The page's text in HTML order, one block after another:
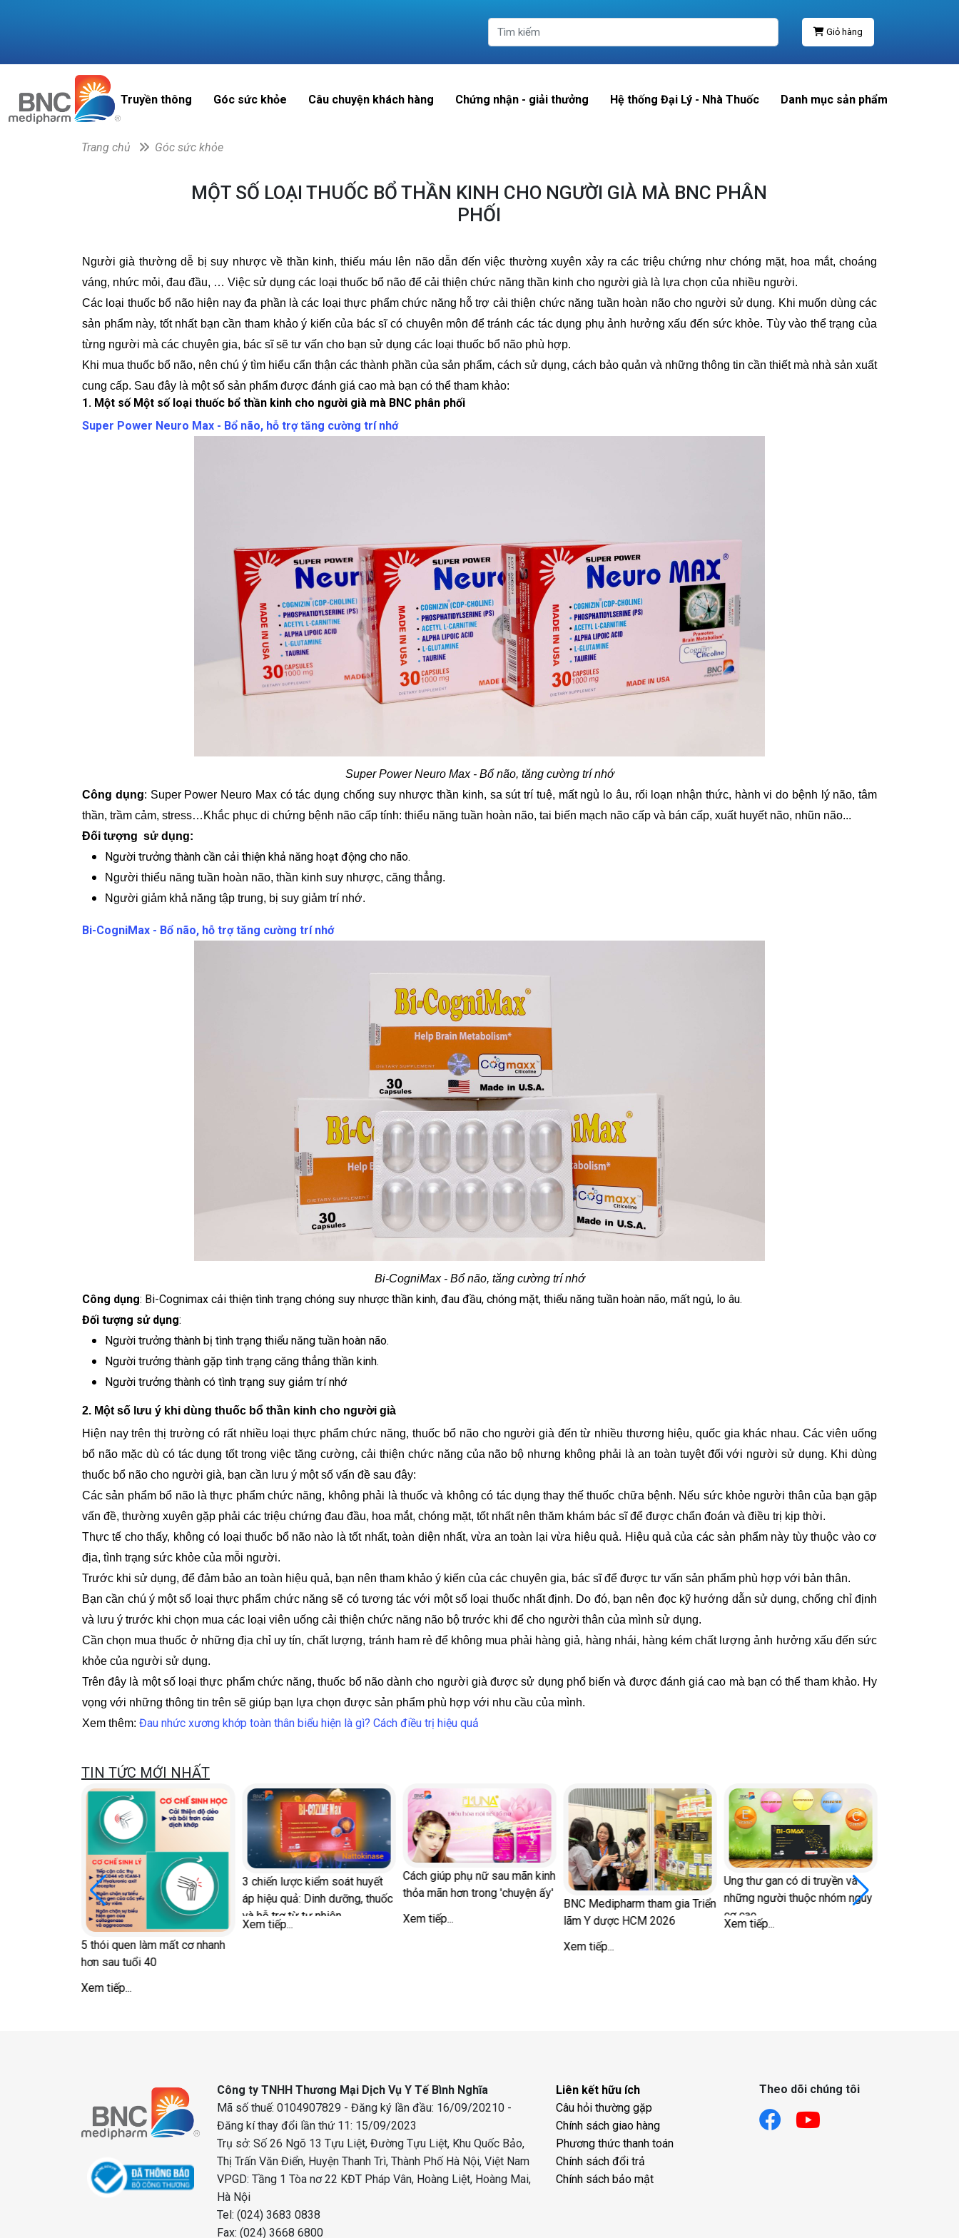
Giỏ hàng
Truyền thông Góc sức khỏe Câu chuyện khách hàng Chứng nhận - giải thưởng Hệ thống Đại Lý - Nhà Thuốc Danh mục sản phẩm
Trang chủ Góc sức khỏe
MỘT SỐ LOẠI THUỐC BỔ THẦN KINH CHO NGƯỜI GIÀ MÀ BNC PHÂN
PHỐI
Người già thường dễ bị suy nhược về thần kinh, thiếu máu lên não dẫn đến việc thường xuyên xảy ra các triệu chứng như chóng mặt, hoa mắt, choáng
váng, nhức mỏi, đau đầu, … Việc sử dụng các loại thuốc bổ não để cải thiện chức năng thần kinh cho người già là lựa chọn của nhiều người.
Các loại thuốc bổ não hiện nay đa phần là các loại thực phẩm chức năng hỗ trợ cải thiện chức năng tuần hoàn não cho người sử dụng. Khi muốn dùng các
sản phẩm này, tốt nhất bạn cần tham khảo ý kiến của bác sĩ có chuyên môn để tránh các tác dụng phụ ảnh hưởng xấu đến sức khỏe. Tùy vào thể trạng của
từng người mà các chuyên gia, bác sĩ sẽ tư vấn cho bạn sử dụng các loại thuốc bổ não phù hợp.
Khi mua thuốc bổ não, nên chú ý tìm hiểu cẩn thận các thành phần của sản phẩm, cách sử dụng, cách bảo quản và những thông tin cần thiết mà nhà sản xuất
cung cấp. Sau đây là một số sản phẩm được đánh giá cao mà bạn có thể tham khảo:
1. Một số Một số loại thuốc bổ thần kinh cho người già mà BNC phân phối
Super Power Neuro Max - Bổ não, hỗ trợ tăng cường trí nhớ
Super Power Neuro Max - Bổ não, tăng cường trí nhớ
Công dụng: Super Power Neuro Max có tác dụng chống suy nhược thần kinh, sa sút trí tuệ, mất ngủ lo âu, rối loạn nhận thức, hành vi do bệnh lý não, tâm
thần, trầm cảm, stress…Khắc phục di chứng bệnh não cấp tính: thiểu năng tuần hoàn não, tai biến mạch não cấp và bán cấp, xuất huyết não, nhũn não...
Đối tượng sử dụng:
Người trưởng thành cần cải thiện khả năng hoạt động cho não.
Người thiểu năng tuần hoàn não, thần kinh suy nhược, căng thẳng.
Người giảm khả năng tập trung, bị suy giảm trí nhớ.
Bi-CogniMax - Bổ não, hỗ trợ tăng cường trí nhớ
Bi-CogniMax - Bổ não, tăng cường trí nhớ
Công dụng: Bi-Cognimax cải thiện tình trạng chóng suy nhược thần kinh, đau đầu, chóng mặt, thiểu năng tuần hoàn não, mất ngủ, lo âu.
Đối tượng sử dụng:
Người trưởng thành bị tình trạng thiểu năng tuần hoàn não.
Người trưởng thành gặp tình trạng căng thẳng thần kinh.
Người trưởng thành có tình trạng suy giảm trí nhớ
2. Một số lưu ý khi dùng thuốc bổ thần kinh cho người già
Hiện nay trên thị trường có rất nhiều loại thực phẩm chức năng, thuốc bổ não cho người già đến từ nhiều thương hiệu, quốc gia khác nhau. Các viên uống
bổ não mặc dù có tác dụng tốt trong việc tăng cường, cải thiện chức năng của não bộ nhưng không phải là an toàn tuyệt đối với người sử dụng. Khi dùng
thuốc bổ não cho người già, bạn cần lưu ý một số vấn đề sau đây:
Các sản phẩm bổ não là thực phẩm chức năng, không phải là thuốc và không có tác dụng thay thế thuốc chữa bệnh. Nếu sức khỏe người thân của bạn gặp
vấn đề, thường xuyên gặp phải các triệu chứng đau đầu, hoa mắt, chóng mặt, tốt nhất nên thăm khám bác sĩ để được chẩn đoán và điều trị kịp thời.
Thực tế cho thấy, không có loại thuốc bổ não nào là tốt nhất, toàn diện nhất, vừa an toàn lại vừa hiệu quả. Hiệu quả của các sản phẩm này tùy thuộc vào cơ
địa, tình trạng sức khỏe của mỗi người.
Trước khi sử dụng, để đảm bảo an toàn hiệu quả, bạn nên tham khảo ý kiến của các chuyên gia, bác sĩ để được tư vấn sản phẩm phù hợp với bản thân.
Bạn cần chú ý một số loại thực phẩm chức năng sẽ có tương tác với một số loại thuốc nhất định. Do đó, bạn nên đọc kỹ hướng dẫn sử dụng, chống chỉ định
và lưu ý trước khi chọn mua các loại viên uống cải thiện chức năng não bộ trước khi để cho người thân của mình sử dụng.
Cần chọn mua thuốc ở những địa chỉ uy tín, chất lượng, tránh ham rẻ để không mua phải hàng giả, hàng nhái, hàng kém chất lượng ảnh hưởng xấu đến sức
khỏe của người sử dụng.
Trên đây là một số loại thực phẩm chức năng, thuốc bổ não dành cho người già được sử dụng phổ biến và được đánh giá cao mà bạn có thể tham khảo. Hy
vọng với những thông tin trên sẽ giúp bạn lựa chọn được sản phẩm phù hợp với nhu cầu của mình.
Xem thêm: Đau nhức xương khớp toàn thân biểu hiện là gì? Cách điều trị hiệu quả
TIN TỨC MỚI NHẤT
5 thói quen làm mất cơ nhanh
hơn sau tuổi 40
Xem tiếp...
3 chiến lược kiểm soát huyết
áp hiệu quả: Dinh dưỡng, thuốc
và hỗ trợ từ tự nhiên
Xem tiếp...
Cách giúp phụ nữ sau mãn kinh
thỏa mãn hơn trong 'chuyện ấy'
Xem tiếp...
BNC Medipharm tham gia Triển
lãm Y dược HCM 2026
Xem tiếp...
Ung thư gan có di truyền và
những người thuộc nhóm nguy
cơ cao
Xem tiếp...
Công ty TNHH Thương Mại Dịch Vụ Y Tế Bình Nghĩa
Mã số thuế: 0104907829 - Đăng ký lần đầu: 16/09/20210 -
Đăng kí thay đổi lần thứ 11: 15/09/2023
Trụ sở: Số 26 Ngõ 13 Tựu Liệt, Đường Tựu Liệt, Khu Quốc Bảo,
Thị Trấn Văn Điển, Huyện Thanh Trì, Thành Phố Hà Nội, Việt Nam
VPGD: Tầng 1 Tòa nơ 22 KĐT Pháp Vân, Hoàng Liệt, Hoàng Mai,
Hà Nội
Tel: (024) 3683 0838
Fax: (024) 3668 6800
Liên kết hữu ích
Câu hỏi thường gặp
Chính sách giao hàng
Phương thức thanh toán
Chính sách đổi trả
Chính sách bảo mật
Theo dõi chúng tôi